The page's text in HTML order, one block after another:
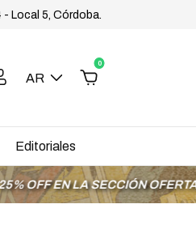
- Local 5, Córdoba.
AR
0
Editoriales
SECCIÓN OFERTAS ENVÍOS